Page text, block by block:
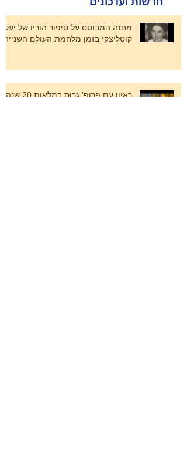
מחזה המבוסס על סיפור הוריו של יעקב
קוטליצקי בזמן מלחמת העולם השנייה
ראיון עם פרופ' גרוס במלאות 20 שנה